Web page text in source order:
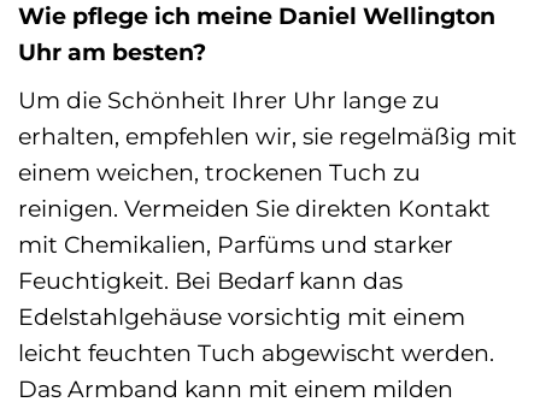
Wie pflege ich meine Daniel Wellington
Uhr am besten?
Um die Schönheit Ihrer Uhr lange zu
erhalten, empfehlen wir, sie regelmäßig mit
einem weichen, trockenen Tuch zu
reinigen. Vermeiden Sie direkten Kontakt
mit Chemikalien, Parfüms und starker
Feuchtigkeit. Bei Bedarf kann das
Edelstahlgehäuse vorsichtig mit einem
leicht feuchten Tuch abgewischt werden.
Das Armband kann mit einem milden